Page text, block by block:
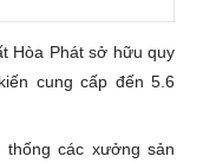
Hòa Phát sở hữu quy
cung cấp đến 5.6
các xưởng sản